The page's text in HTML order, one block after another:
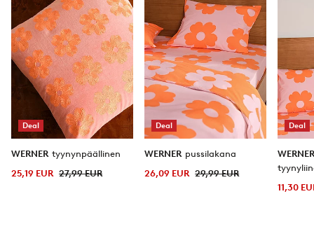
Deal
WERNER tyynynpäällinen
25,19 EUR 27,99 EUR
Deal
WERNER pussilakana
26,09 EUR 29,99 EUR
Deal
11,30